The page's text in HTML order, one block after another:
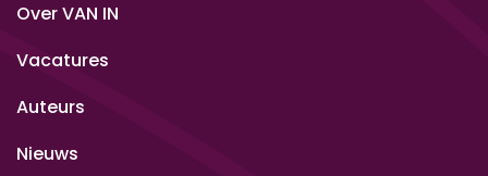
Over VAN IN
Vacatures
Auteurs
Nieuws